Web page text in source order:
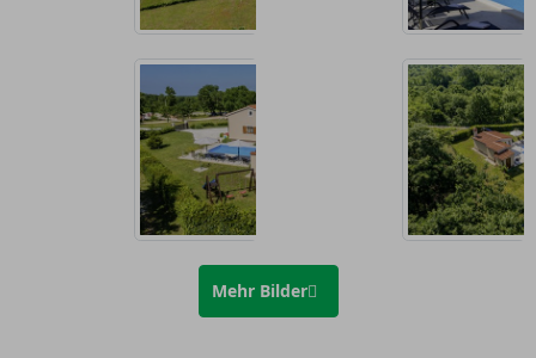
Mehr Bilder